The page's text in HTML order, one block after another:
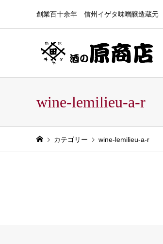
創業百十余年 信州イゲタ味噌醸造蔵元
wine-lemilieu-a-r
カテゴリー wine-lemilieu-a-r